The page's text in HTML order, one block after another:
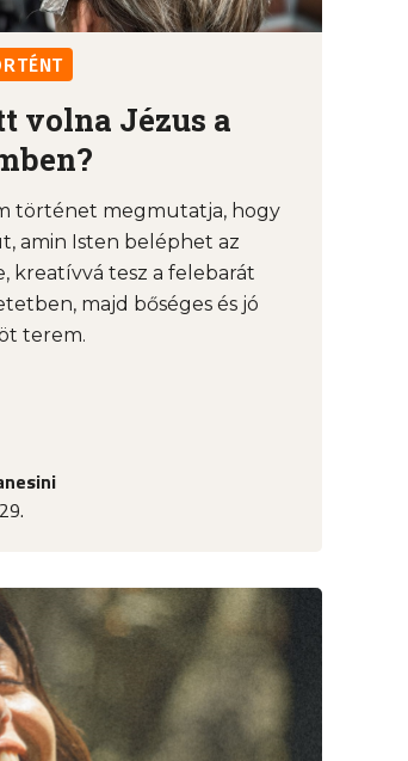
volna Jézus a
történet megmutatja, hogy
amin Isten beléphet az
kreatívvá tesz a felebarát
majd bőséges és jó
terem.